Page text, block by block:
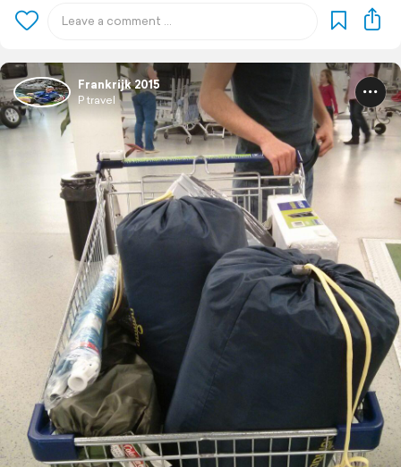
Frankrijk 2015
P travel